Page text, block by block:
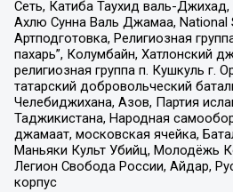
Сеть, Катиба Таухид валь-
Ахлю Сунна Валь Джамаа, National
Артподготовка, Религиозная
пахарь”, Колумбайн, Хатлонский
религиозная группа п. Кушкуль г.
татарский добровольческий
Челебиджихана, Азов, Партия
Таджикистана, Народная
джамаат, московская ячейка,
Маньяки Культ Убийц, Молодёжь
Легион Свобода России, Айдар,
корпус